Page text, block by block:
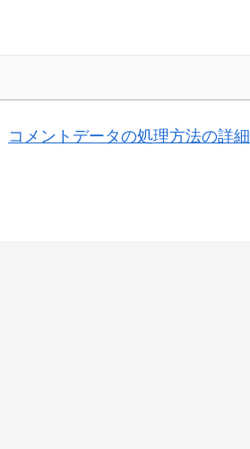
コメントデータの処理方法の詳細